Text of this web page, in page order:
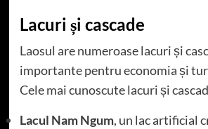
Lacuri și cascade
Laosul are numeroase lacuri și
importante pentru economia și
Cele mai cunoscute lacuri și
Lacul Nam Ngum, un lac artificial